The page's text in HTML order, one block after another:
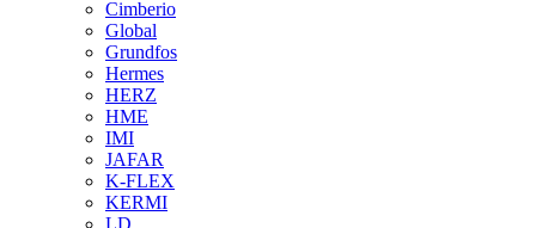
Cimberio
Global
Grundfos
Hermes
HERZ
HME
IMI
JAFAR
K-FLEX
KERMI
LD